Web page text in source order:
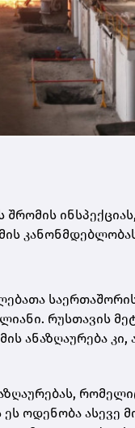
რუსთავის
ანაზღაურება
ოდენობა ასევე